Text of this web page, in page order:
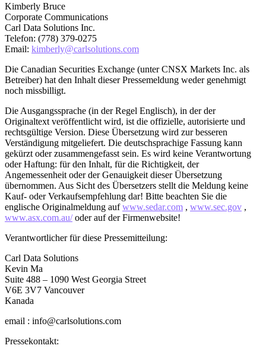
Kimberly Bruce
Corporate Communications
Carl Data Solutions Inc.
Telefon: (778) 379-0275
Email: kimberly@carlsolutions.com
Die Canadian Securities Exchange (unter CNSX Markets Inc. als
Betreiber) hat den Inhalt dieser Pressemeldung weder genehmigt
noch missbilligt.
Die Ausgangssprache (in der Regel Englisch), in der der
Originaltext veröffentlicht wird, ist die offizielle, autorisierte und
rechtsgültige Version. Diese Übersetzung wird zur besseren
Verständigung mitgeliefert. Die deutschsprachige Fassung kann
gekürzt oder zusammengefasst sein. Es wird keine Verantwortung
oder Haftung: für den Inhalt, für die Richtigkeit, der
Angemessenheit oder der Genauigkeit dieser Übersetzung
übernommen. Aus Sicht des Übersetzers stellt die Meldung keine
Kauf- oder Verkaufsempfehlung dar! Bitte beachten Sie die
englische Originalmeldung aufwww.sedar.com , www.sec.gov ,
www.asx.com.au/oder auf der Firmenwebsite!
Verantwortlicher für diese Pressemitteilung:
Carl Data Solutions
Kevin Ma
Suite 488 – 1090 West Georgia Street
V6E 3V7 Vancouver
Kanada
email : info@carlsolutions.com
Pressekontakt: